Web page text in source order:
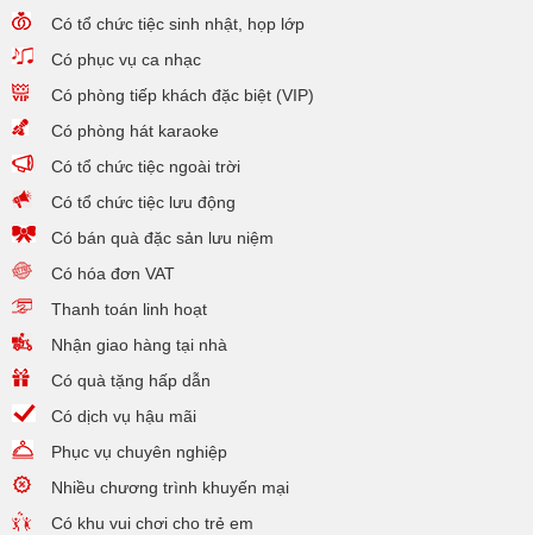
Có tổ chức tiệc sinh nhật, họp lớp
Có phục vụ ca nhạc
Có phòng tiếp khách đặc biệt (VIP)
Có phòng hát karaoke
Có tổ chức tiệc ngoài trời
Có tổ chức tiệc lưu động
Có bán quà đặc sản lưu niệm
Có hóa đơn VAT
Thanh toán linh hoạt
Nhận giao hàng tại nhà
Có quà tặng hấp dẫn
Có dịch vụ hậu mãi
Phục vụ chuyên nghiệp
Nhiều chương trình khuyến mại
Có khu vui chơi cho trẻ em